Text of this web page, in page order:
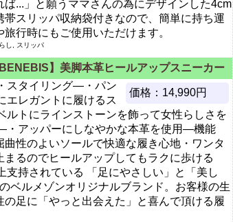
ば...」と願うママさんの為にデザインした4cm
スリッパ収納袋付きなので、簡単に持ち運
行時にもご使用いただけます。
し, スリッパ
BENEBIS】美脚本革ヒールアップスニーカー
価格：14,990円
スタイリング―・パン
エレガントに履けるス
ルトにラインストーンを飾って女性らしさを
アッパーにしなやかな本革を使用―機能
性のよいソールで快適な履き心地・ワンタ
るのでヒールアップしてもラクに歩ける
支持されている 「足にやさしい」と「美し
ベルメゾンオリジナルブランド。お客様の生
足に「やっと出会えた」と喜んで頂ける履